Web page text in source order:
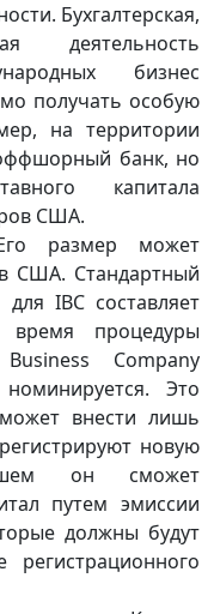
Бухгалтерская,
деятельность
бизнес
получать особую
на территории
банк, но
капитала
США.
размер может
США. Стандартный
IBC составляет
процедуры
Company
Это
внести лишь
новую
он сможет
путем эмиссии
должны будут